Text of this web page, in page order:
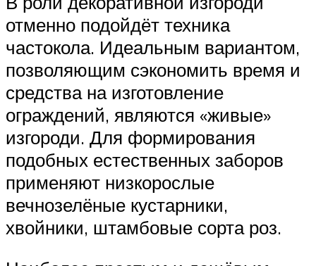
отменно подойдёт техника
частокола. Идеальным вариантом,
позволяющим сэкономить время и
средства на изготовление
ограждений, являются «живые»
изгороди. Для формирования
подобных естественных заборов
применяют низкорослые
вечнозелёные кустарники,
хвойники, штамбовые сорта роз.